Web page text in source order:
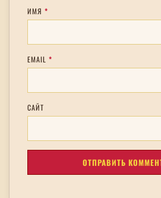
ИМЯ *
EMAIL *
САЙТ